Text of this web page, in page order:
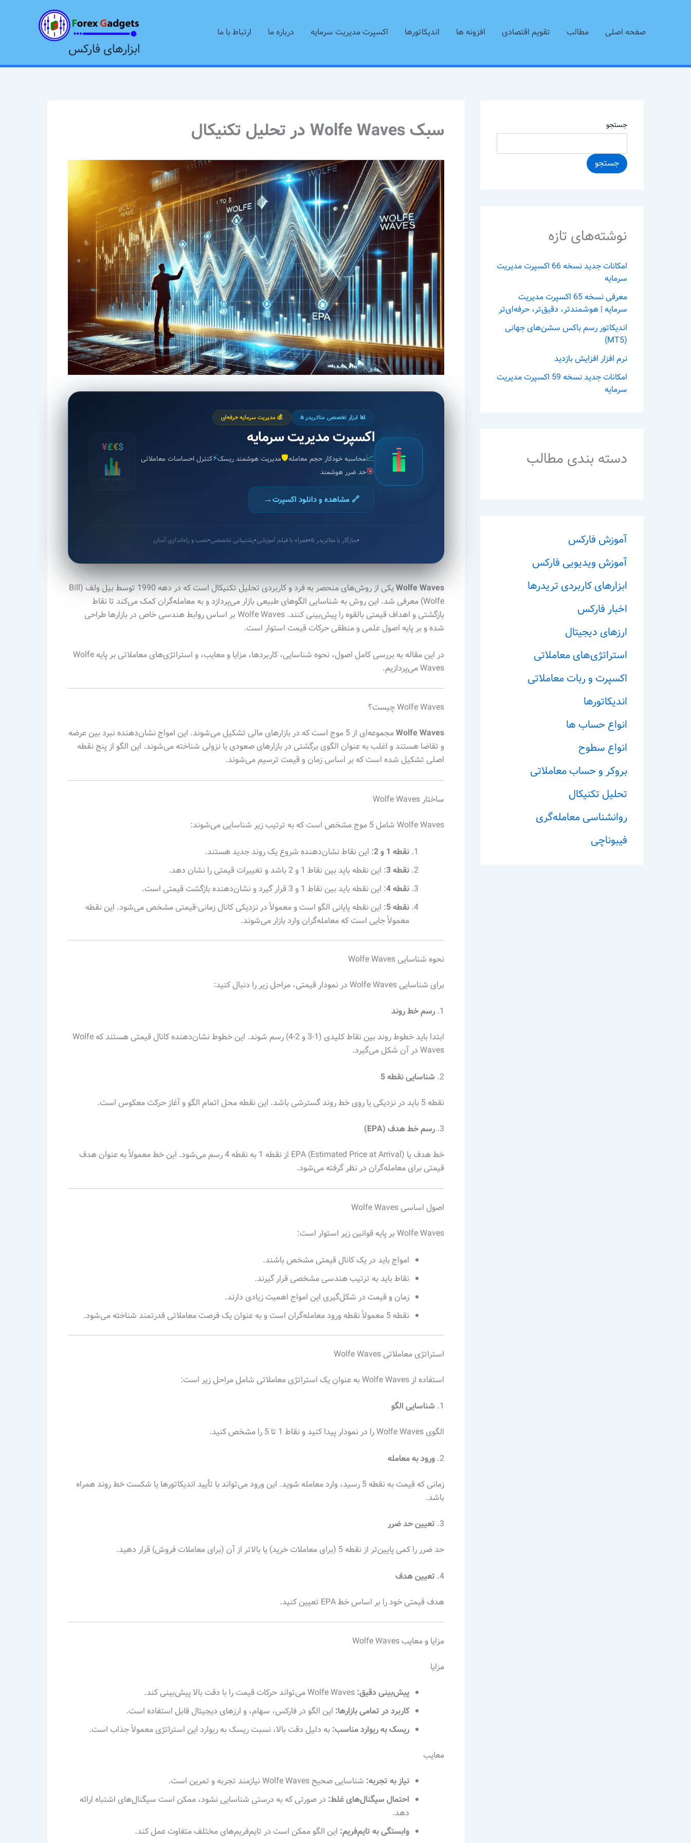
صفحه اصلی مطالب تقویم اقتصادی افزونه ها اندیکاتورها اکسپرت مدیریت سرمایه درباره ما ارتباط با ما
ابزارهای فارکس
جستجو
جستجو
نوشته‌های تازه
امکانات جدید نسخه 66 اکسپرت مدیریت
سرمایه
معرفی نسخه 65 اکسپرت مدیریت
سرمایه | هوشمندتر، دقیق‌تر، حرفه‌ای‌تر
اندیکاتور رسم باکس سشن‌های جهانی
(MT5)
نرم افزار افزایش بازدید
امکانات جدید نسخه 59 اکسپرت مدیریت
سرمایه
دسته بندی مطالب
آموزش فارکس
آموزش ویدیویی فارکس
ابزارهای کاربردی تریدرها
اخبار فارکس
ارزهای دیجیتال
استراتژی‌های معاملاتی
اکسپرت و ربات معاملاتی
اندیکاتورها
انواع حساب ها
انواع سطوح
بروکر و حساب معاملاتی
تحلیل تکنیکال
روانشناسی معامله‌گری
فیبوناچی
سبک Wolfe Waves در تحلیل تکنیکال
📊 ابزار تخصصی متاتریدر ۵ 💰 مدیریت سرمایه حرفه‌ای
اکسپرت مدیریت سرمایه
📈محاسبه خودکار حجم معامله🛡️مدیریت هوشمند ریسک⚡کنترل احساسات معاملاتی
🎯حد ضرر هوشمند
🔗 مشاهده و دانلود اکسپرت→
$
€
£
¥
بازارهای جهانی
●سازگار با متاتریدر ۵ ●همراه با فیلم آموزشی●پشتیبانی تخصصی●نصب و راه‌اندازی آسان
Wolfe Waves
یکی از روش‌های منحصر به فرد و کاربردی تحلیل تکنیکال است که در دهه 1990 توسط بیل ولف (Bill
Wolfe) معرفی شد. این روش به شناسایی الگوهای طبیعی بازار می‌پردازد و به معامله‌گران کمک می‌کند تا نقاط
بازگشتی و اهداف قیمتی بالقوه را پیش‌بینی کنند. Wolfe Waves بر اساس روابط هندسی خاص در بازارها طراحی
شده و بر پایه اصول علمی و منطقی حرکات قیمت استوار است.
در این مقاله به بررسی کامل اصول، نحوه شناسایی، کاربردها، مزایا و معایب، و استراتژی‌های معاملاتی بر پایه Wolfe
Waves می‌پردازیم.
Wolfe Waves چیست؟
Wolfe Waves
مجموعه‌ای از 5 موج است که در بازارهای مالی تشکیل می‌شوند. این امواج نشان‌دهنده نبرد بین عرضه
و تقاضا هستند و اغلب به عنوان الگوی برگشتی در بازارهای صعودی یا نزولی شناخته می‌شوند. این الگو از پنج نقطه
اصلی تشکیل شده است که بر اساس زمان و قیمت ترسیم می‌شوند.
ساختار Wolfe Waves
Wolfe Waves شامل 5 موج مشخص است که به ترتیب زیر شناسایی می‌شوند:
نقطه 1 و 2
: این نقاط نشان‌دهنده شروع یک روند جدید هستند.
نقطه 3 : این نقطه باید بین نقاط 1 و 2 باشد و تغییرات قیمتی را نشان دهد.
نقطه 4 : این نقطه باید بین نقاط 1 و 3 قرار گیرد و نشان‌دهنده بازگشت قیمتی است.
نقطه 5 : این نقطه پایانی الگو است و معمولاً در نزدیکی کانال زمانی-قیمتی مشخص می‌شود. این نقطه
معمولاً جایی است که معامله‌گران وارد بازار می‌شوند.
نحوه شناسایی Wolfe Waves
برای شناسایی Wolfe Waves در نمودار قیمتی، مراحل زیر را دنبال کنید:
1. رسم خط روند
ابتدا باید خطوط روند بین نقاط کلیدی (1-3 و 2-4) رسم شوند. این خطوط نشان‌دهنده کانال قیمتی هستند که Wolfe
Waves در آن شکل می‌گیرد.
2. شناسایی نقطه 5
نقطه 5 باید در نزدیکی یا روی خط روند گسترشی باشد. این نقطه محل اتمام الگو و آغاز حرکت معکوس است.
3. رسم خط هدف (EPA)
خط هدف یا EPA (Estimated Price at Arrival) از نقطه 1 به نقطه 4 رسم می‌شود. این خط معمولاً به عنوان هدف
قیمتی برای معامله‌گران در نظر گرفته می‌شود.
اصول اساسی Wolfe Waves
Wolfe Waves بر پایه قوانین زیر استوار است:
امواج باید در یک کانال قیمتی مشخص باشند.
نقاط باید به ترتیب هندسی مشخصی قرار گیرند.
زمان و قیمت در شکل‌گیری این امواج اهمیت زیادی دارند.
نقطه 5 معمولاً نقطه ورود معامله‌گران است و به عنوان یک فرصت معاملاتی قدرتمند شناخته می‌شود.
استراتژی معاملاتی Wolfe Waves
استفاده از Wolfe Waves به عنوان یک استراتژی معاملاتی شامل مراحل زیر است:
1. شناسایی الگو
الگوی Wolfe Waves را در نمودار پیدا کنید و نقاط 1 تا 5 را مشخص کنید.
2. ورود به معامله
زمانی که قیمت به نقطه 5 رسید، وارد معامله شوید. این ورود می‌تواند با تأیید اندیکاتورها یا شکست خط روند همراه
باشد.
3. تعیین حد ضرر
حد ضرر را کمی پایین‌تر از نقطه 5 (برای معاملات خرید) یا بالاتر از آن (برای معاملات فروش) قرار دهید.
4. تعیین هدف
هدف قیمتی خود را بر اساس خط EPA تعیین کنید.
مزایا و معایب Wolfe Waves
مزایا
پیش‌بینی دقیق:
کاربرد در تمامی بازارها: این الگو در فارکس، سهام، و ارزهای دیجیتال قابل استفاده است.
ریسک به ریوارد مناسب: به دلیل دقت بالا، نسبت ریسک به ریوارد این استراتژی معمولاً جذاب است.
معایب
نیاز به تجربه: شناسایی صحیح Wolfe Waves نیازمند تجربه و تمرین است.
احتمال سیگنال‌های غلط: در صورتی که به درستی شناسایی نشود، ممکن است سیگنال‌های اشتباه ارائه
دهد.
وابستگی به تایم‌فریم: این الگو ممکن است در تایم‌فریم‌های مختلف متفاوت عمل کند.